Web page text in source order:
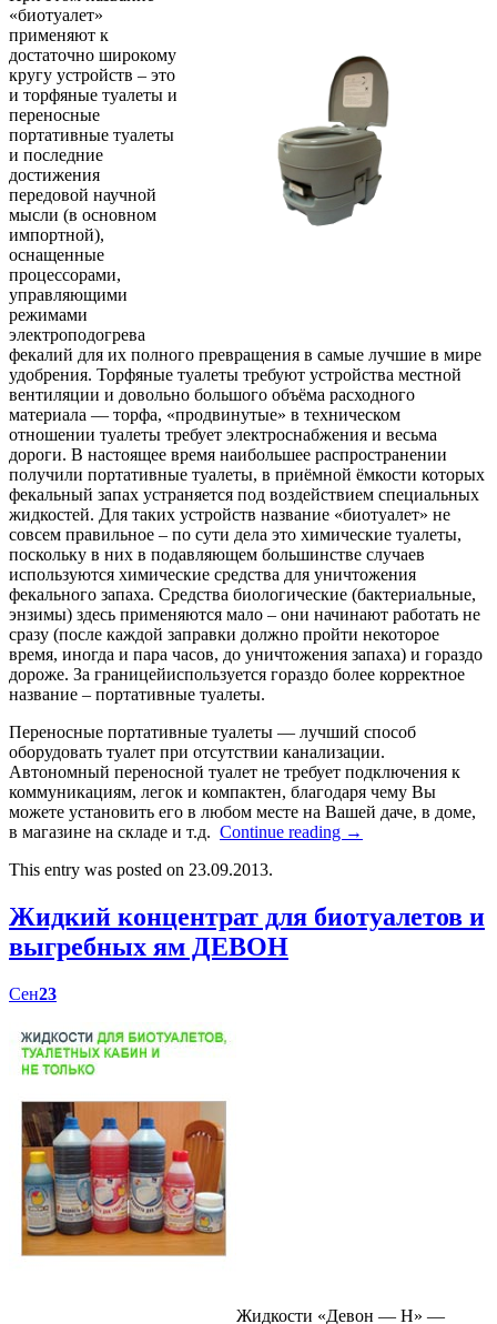
«биотуалет»
применяют к
достаточно широкому
кругу устройств – это
и торфяные туалеты и
переносные
портативные туалеты
и последние
достижения
передовой научной
мысли (в основном
импортной),
оснащенные
процессорами,
управляющими
режимами
электроподогрева
фекалий для их полного превращения в самые лучшие в мире
удобрения. Торфяные туалеты требуют устройства местной
вентиляции и довольно большого объёма расходного
материала — торфа, «продвинутые» в техническом
отношении туалеты требует электроснабжения и весьма
дороги. В настоящее время наибольшее распространении
получили портативные туалеты, в приёмной ёмкости которых
фекальный запах устраняется под воздействием специальных
жидкостей. Для таких устройств название «биотуалет» не
совсем правильное – по сути дела это химические туалеты,
поскольку в них в подавляющем большинстве случаев
используются химические средства для уничтожения
фекального запаха. Средства биологические (бактериальные,
энзимы) здесь применяются мало – они начинают работать не
сразу (после каждой заправки должно пройти некоторое
время, иногда и пара часов, до уничтожения запаха) и гораздо
дороже. За границейиспользуется гораздо более корректное
название – портативные туалеты.
Переносные портативные туалеты — лучший способ
оборудовать туалет при отсутствии канализации.
Автономный переносной туалет не требует подключения к
коммуникациям, легок и компактен, благодаря чему Вы
можете установить его в любом месте на Вашей даче, в доме,
в магазине на складе и т.д. Continue reading →
This entry was posted on 23.09.2013.
Жидкий концентрат для биотуалетов и
выгребных ям ДЕВОН
Сен23
Жидкости «Девон — Н» —